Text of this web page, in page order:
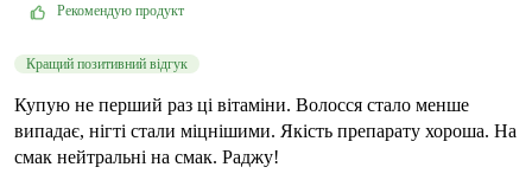
Рекомендую продукт
Кращий позитивний відгук
Купую не перший раз ці вітаміни. Волосся стало менше
випадає, нігті стали міцнішими. Якість препарату хороша. На
смак нейтральні на смак. Раджу!